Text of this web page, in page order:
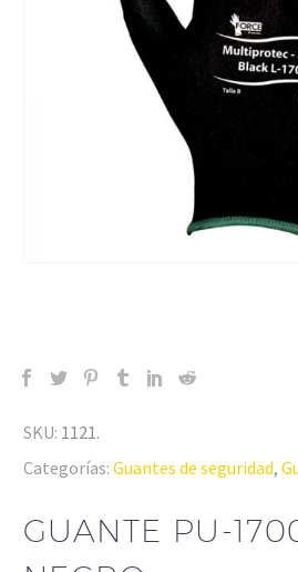
SKU: 1121.
Categorías: Guantes de seguridad,
GUANTE PU-